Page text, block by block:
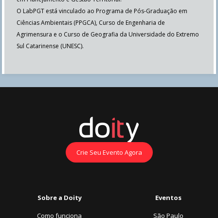
O LabPGT está vinculado ao Programa de Pós-Graduação em
Ciências Ambientais (PPGCA), Curso de Engenharia de
Agrimensura e o Curso de Geografia da Universidade do Extremo
Sul Catarinense (UNESC).
Crie Seu Evento Agora
Sobre a Doity
Como funciona
Eventos
São Paulo